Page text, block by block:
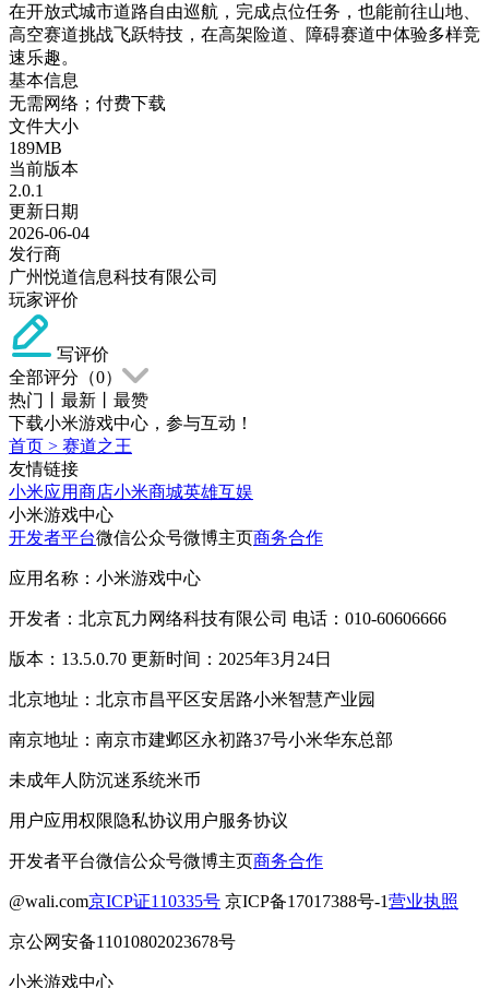
在开放式城市道路自由巡航，完成点位任务，也能前往山地、
高空赛道挑战飞跃特技，在高架险道、障碍赛道中体验多样竞
速乐趣。
基本信息
无需网络；付费下载
文件大小
189MB
当前版本
2.0.1
更新日期
2026-06-04
发行商
广州悦道信息科技有限公司
玩家评价
写评价
全部评分（0）
热门
最新
最赞
下载小米游戏中心，参与互动！
首页 > 赛道之王
友情链接
小米应用商店小米商城英雄互娱
小米游戏中心
开发者平台微信公众号微博主页商务合作
应用名称：小米游戏中心
开发者：北京瓦力网络科技有限公司 电话：010-60606666
版本：13.5.0.70 更新时间：2025年3月24日
北京地址：北京市昌平区安居路小米智慧产业园
南京地址：南京市建邺区永初路37号小米华东总部
未成年人防沉迷系统米币
用户应用权限隐私协议用户服务协议
开发者平台微信公众号微博主页商务合作
@wali.com京ICP证110335号 京ICP备17017388号-1营业执照
京公网安备11010802023678号
小米游戏中心